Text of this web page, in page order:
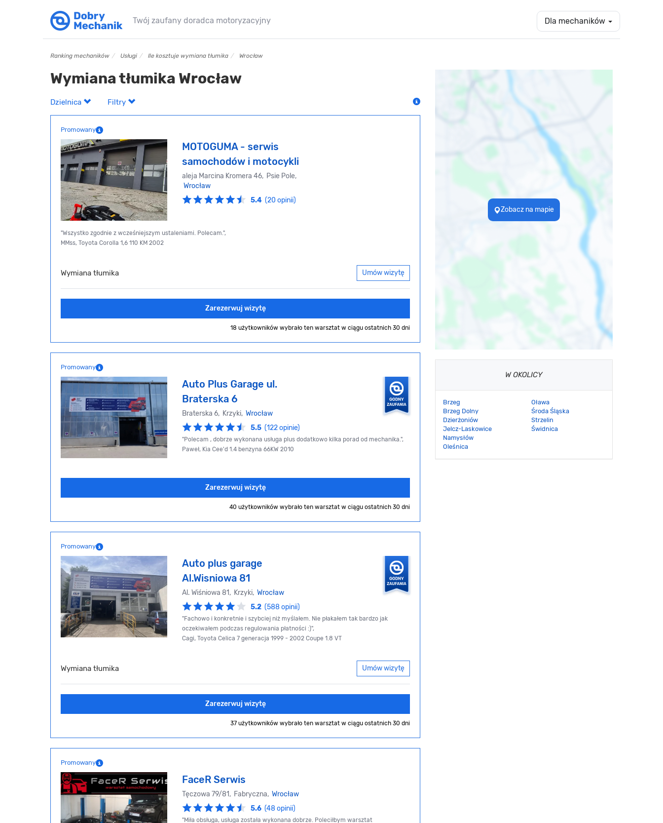
Twój zaufany doradca motoryzacyjny Dla mechaników
Ranking mechaników Usługi Ile kosztuje wymiana tłumika Wrocław
Wymiana tłumika Wrocław
Dzielnica Filtry
Promowany
MOTOGUMA - serwis
samochodów i motocykli
aleja Marcina Kromera 46, Psie Pole,
Wrocław
5.4 (20 opinii)
"Wszystko zgodnie z wcześniejszym ustaleniami. Polecam.",
MMss, Toyota Corolla 1,6 110 KM 2002
Wymiana tłumika Umów wizytę
Zarezerwuj wizytę
18 użytkowników wybrało ten warsztat w ciągu ostatnich 30 dni
Promowany
Auto Plus Garage ul.
Braterska 6
Braterska 6, Krzyki, Wrocław
5.5 (122 opinie)
"Polecam , dobrze wykonana usługa plus dodatkowo kilka porad od mechanika.",
Paweł, Kia Cee'd 1.4 benzyna 66KW 2010
Zarezerwuj wizytę
40 użytkowników wybrało ten warsztat w ciągu ostatnich 30 dni
Promowany
Auto plus garage
Al.Wisniowa 81
Al. Wiśniowa 81, Krzyki, Wrocław
5.2 (588 opinii)
"Fachowo i konkretnie i szybciej niż myślałem. Nie płakałem tak bardzo jak
oczekiwałem podczas regulowania płatności :)",
Cagi, Toyota Celica 7 generacja 1999 - 2002 Coupe 1.8 VT
Wymiana tłumika Umów wizytę
Zarezerwuj wizytę
37 użytkowników wybrało ten warsztat w ciągu ostatnich 30 dni
Promowany
FaceR Serwis
Tęczowa 79/81, Fabryczna, Wrocław
5.6 (48 opinii)
"Miła obsługa, usługa została wykonana dobrze. Poleciłbym warsztat
Zobacz na mapie
W OKOLICY
Brzeg
Brzeg Dolny
Dzierżoniów
Jelcz-Laskowice
Namysłów
Oleśnica
Oława
Środa Śląska
Strzelin
Świdnica